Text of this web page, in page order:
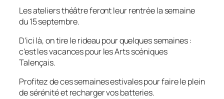
Les ateliers théâtre feront leur rentrée la semaine
du 15 septembre.
D’ici là, on tire le rideau pour quelques semaines :
c’est les vacances pour les Arts scéniques
Talençais.
Profitez de ces semaines estivales pour faire le plein
de sérénité et recharger vos batteries.